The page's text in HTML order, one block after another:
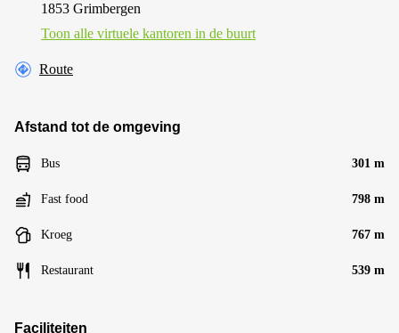
1853 Grimbergen
Toon alle virtuele kantoren in de buurt
Route
Afstand tot de omgeving
Bus 301 m
Fast food 798 m
Kroeg 767 m
Restaurant 539 m
Faciliteiten